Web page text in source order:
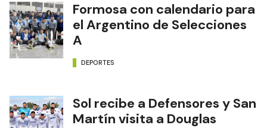
Formosa con calendario para
el Argentino de Selecciones
A
DEPORTES
Sol recibe a Defensores y San
Martín visita a Douglas